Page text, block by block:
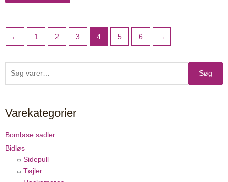
efter:
Søg
Varekategorier
Bomløse sadler
Bidløs
Sidepull
Tøjler
← 1 2 3 4 5 6 →